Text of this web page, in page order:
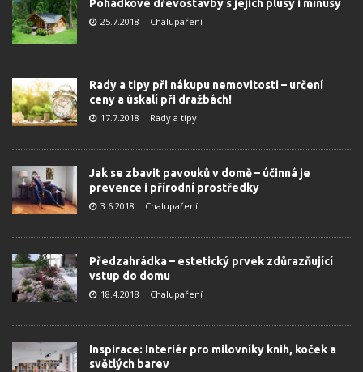
Pohádkové dřevostavby s jejich plusy i mínusy
25.7.2018 Chalupaření
Rady a tipy při nákupu nemovitosti – určení
ceny a úskalí při dražbách!
17.7.2018 Rady a tipy
Jak se zbavit pavouků v domě – účinná je
prevence i přírodní prostředky
3.6.2018 Chalupaření
Předzahrádka – estetický prvek zdůrazňující
vstup do domu
18.4.2018 Chalupaření
Inspirace: Interiér pro milovníky knih, koček a
světlých barev